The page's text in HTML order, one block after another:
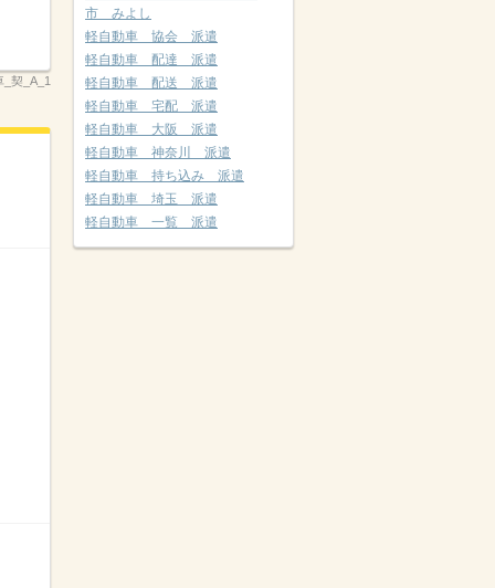
_契_A_1
市 みよし
軽自動車 協会 派遣
軽自動車 配達 派遣
軽自動車 配送 派遣
軽自動車 宅配 派遣
軽自動車 大阪 派遣
軽自動車 神奈川 派遣
軽自動車 持ち込み 派遣
軽自動車 埼玉 派遣
軽自動車 一覧 派遣